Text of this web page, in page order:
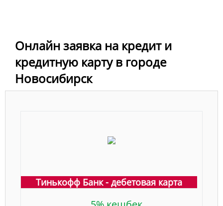
Онлайн заявка на кредит и
кредитную карту в городе
Новосибирск
Тинькофф Банк - дебетовая карта